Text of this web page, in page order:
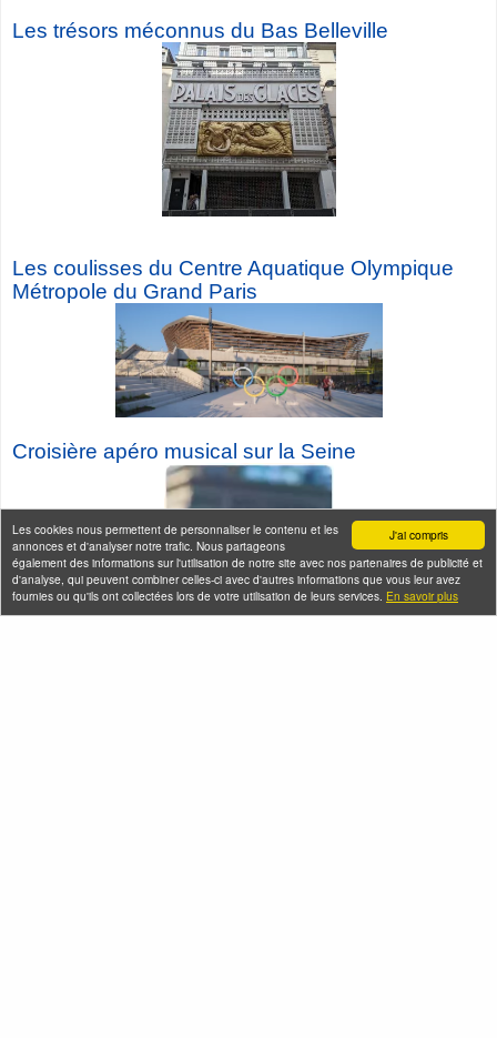
J'ai compris
Les cookies nous permettent de personnaliser le contenu et les
annonces et d'analyser notre trafic. Nous partageons
également des informations sur l'utilisation de notre site avec nos partenaires de publicité et
d'analyse, qui peuvent combiner celles-ci avec d'autres informations que vous leur avez
fournies ou qu'ils ont collectées lors de votre utilisation de leurs services. En savoir plus
Les trésors méconnus du Bas Belleville
Les coulisses du Centre Aquatique Olympique
Métropole du Grand Paris
Croisière apéro musical sur la Seine